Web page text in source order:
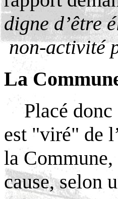
digne d’être
non-activité
La
Placé
est "viré" de
la Commune,
cause, selon